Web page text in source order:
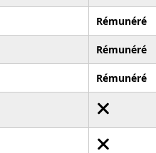
Rémunéré
Rémunéré
Rémunéré